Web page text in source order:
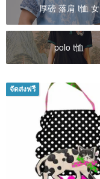
厚磅 落肩 t恤 女
polo t恤
จัดส่งฟรี